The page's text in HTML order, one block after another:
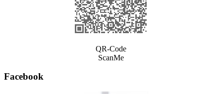
QR-Code
ScanMe
Facebook